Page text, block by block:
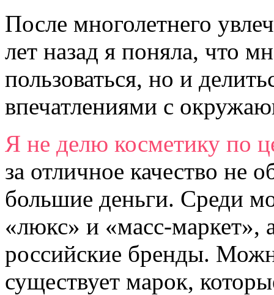
После многолетнего
лет назад я поняла, что
пользоваться, но и
впечатлениями с
Я не делю косметику по
за отличное качество не
большие деньги. Среди
«люкс» и «масс-маркет»,
российские бренды.
существует марок,